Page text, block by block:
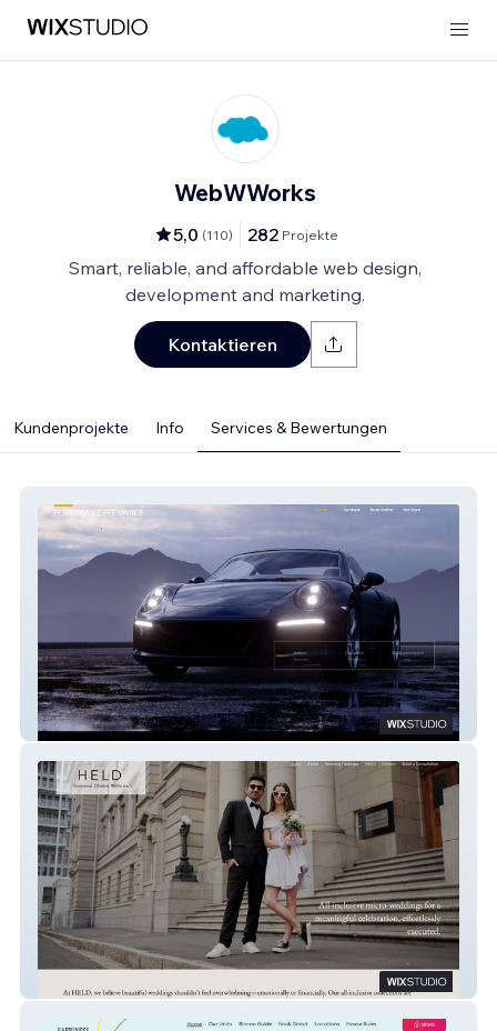
WebWWorks
5,0 (110) 282 Projekte
Smart, reliable, and affordable web design,
development and marketing.
Kontaktieren
Kundenprojekte Info Services & Bewertungen
Aetherium